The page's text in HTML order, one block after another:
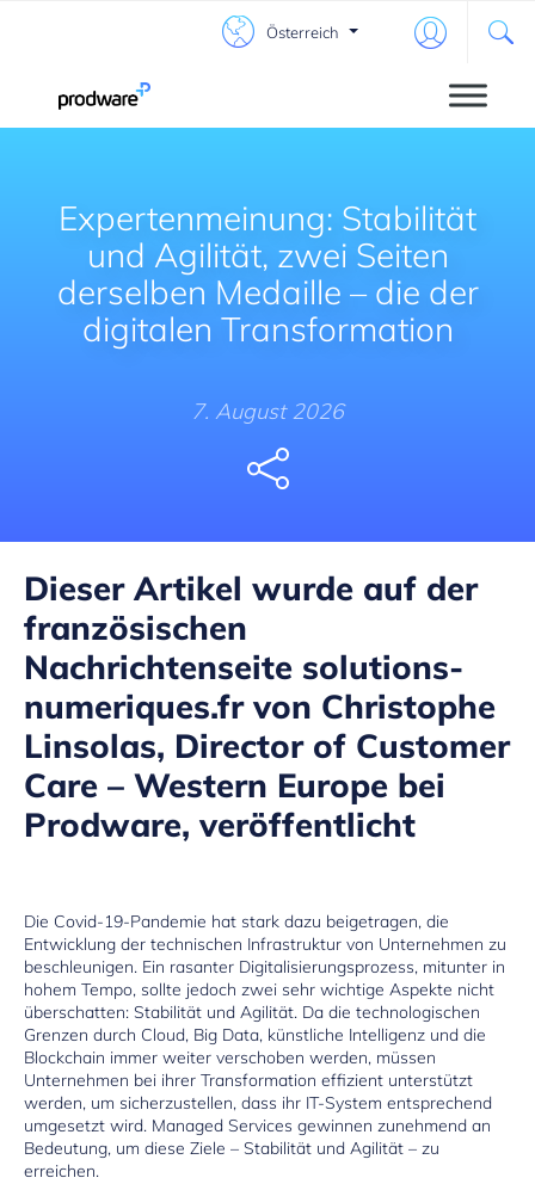
Österreich
Expertenmeinung: Stabilität
und Agilität, zwei Seiten
derselben Medaille – die der
digitalen Transformation
7. August 2026
Dieser Artikel wurde auf der
französischen
Nachrichtenseite solutions-
numeriques.fr von Christophe
Linsolas, Director of Customer
Care – Western Europe bei
Prodware, veröffentlicht
Die Covid-19-Pandemie hat stark dazu beigetragen, die
Entwicklung der technischen Infrastruktur von Unternehmen zu
beschleunigen. Ein rasanter Digitalisierungsprozess, mitunter in
hohem Tempo, sollte jedoch zwei sehr wichtige Aspekte nicht
überschatten: Stabilität und Agilität. Da die technologischen
Grenzen durch Cloud, Big Data, künstliche Intelligenz und die
Blockchain immer weiter verschoben werden, müssen
Unternehmen bei ihrer Transformation effizient unterstützt
werden, um sicherzustellen, dass ihr IT-System entsprechend
umgesetzt wird. Managed Services gewinnen zunehmend an
Bedeutung, um diese Ziele – Stabilität und Agilität – zu
erreichen.